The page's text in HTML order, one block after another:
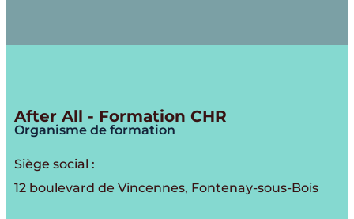
After All - Formation CHR
Organisme de formation
Siège social :
12 boulevard de Vincennes, Fontenay-sous-Bois